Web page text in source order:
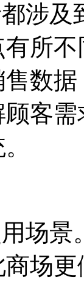
涉
所
数
客
场
场